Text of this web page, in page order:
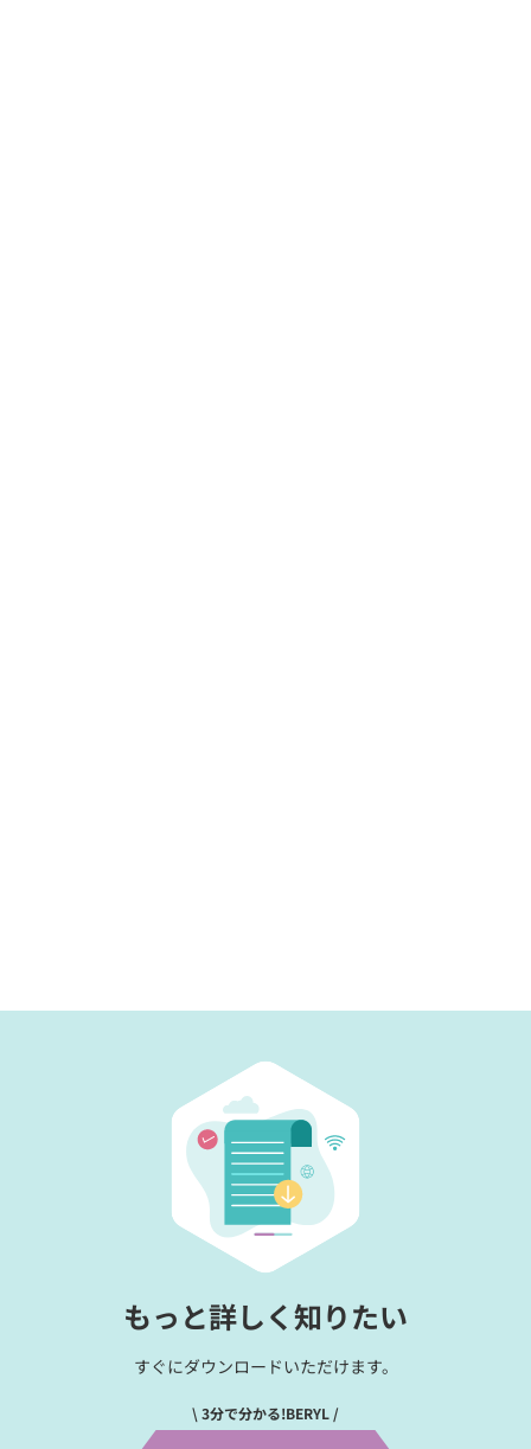
もっと詳しく知りたい
すぐにダウンロードいただけます。
\ 3分で分かる!BERYL /